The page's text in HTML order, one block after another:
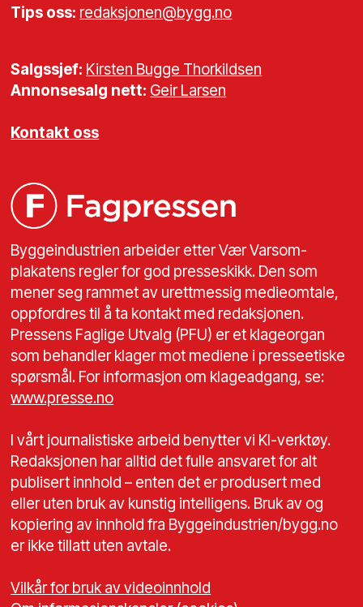
Tips oss: redaksjonen@bygg.no
Salgssjef: Kirsten Bugge Thorkildsen
Annonsesalg nett: Geir Larsen
Kontakt oss
Byggeindustrien arbeider etter Vær Varsom-
plakatens regler for god presseskikk. Den som
mener seg rammet av urettmessig medieomtale,
oppfordres til å ta kontakt med redaksjonen.
Pressens Faglige Utvalg (PFU) er et klageorgan
som behandler klager mot mediene i presseetiske
spørsmål. For informasjon om klageadgang, se:
www.presse.no
I vårt journalistiske arbeid benytter vi KI-verktøy.
Redaksjonen har alltid det fulle ansvaret for alt
publisert innhold – enten det er produsert med
eller uten bruk av kunstig intelligens. Bruk av og
kopiering av innhold fra Byggeindustrien/bygg.no
er ikke tillatt uten avtale.
Vilkår for bruk av videoinnhold